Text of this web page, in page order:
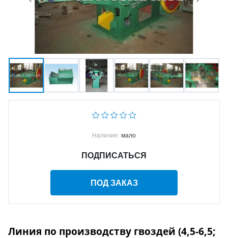
Наличие: мало
ПОДПИСАТЬСЯ
ПОД ЗАКАЗ
Линия по производству гвоздей (4,5-6,5;